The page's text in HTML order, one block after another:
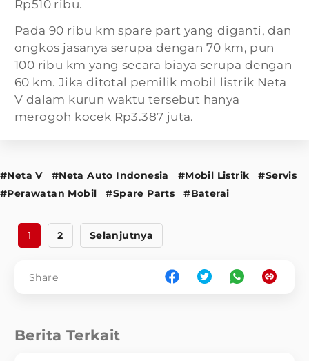
Rp510 ribu.
Pada 90 ribu km spare part yang diganti, dan
ongkos jasanya serupa dengan 70 km, pun
100 ribu km yang secara biaya serupa dengan
60 km. Jika ditotal pemilik mobil listrik Neta
V dalam kurun waktu tersebut hanya
merogoh kocek Rp3.387 juta.
#Neta V #Neta Auto Indonesia #Mobil Listrik
#Servis
#Perawatan Mobil
#Spare Parts #Baterai
1 2 Selanjutnya
Share
Berita Terkait